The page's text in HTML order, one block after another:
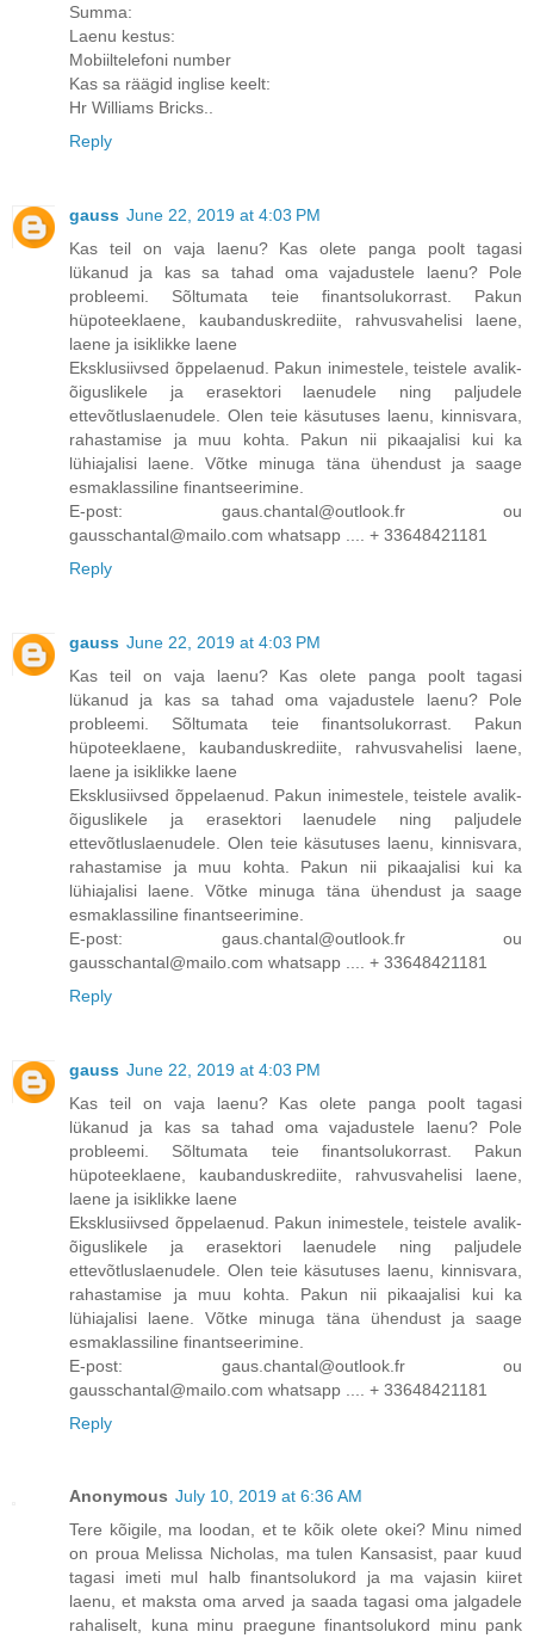
Summa:
Laenu kestus:
Mobiiltelefoni number
Kas sa räägid inglise keelt:
Hr Williams Bricks..
Reply
gauss June 22, 2019 at 4:03 PM
Kas teil on vaja laenu? Kas olete panga poolt tagasi
lükanud ja kas sa tahad oma vajadustele laenu? Pole
probleemi. Sõltumata teie finantsolukorrast. Pakun
hüpoteeklaene, kaubanduskrediite, rahvusvahelisi laene,
laene ja isiklikke laene
Eksklusiivsed õppelaenud. Pakun inimestele, teistele avalik-
õiguslikele ja erasektori laenudele ning paljudele
ettevõtluslaenudele. Olen teie käsutuses laenu, kinnisvara,
rahastamise ja muu kohta. Pakun nii pikaajalisi kui ka
lühiajalisi laene. Võtke minuga täna ühendust ja saage
esmaklassiline finantseerimine.
E-post: gaus.chantal@outlook.fr ou
gausschantal@mailo.com whatsapp .... + 33648421181
Reply
gauss June 22, 2019 at 4:03 PM
Kas teil on vaja laenu? Kas olete panga poolt tagasi
lükanud ja kas sa tahad oma vajadustele laenu? Pole
probleemi. Sõltumata teie finantsolukorrast. Pakun
hüpoteeklaene, kaubanduskrediite, rahvusvahelisi laene,
laene ja isiklikke laene
Eksklusiivsed õppelaenud. Pakun inimestele, teistele avalik-
õiguslikele ja erasektori laenudele ning paljudele
ettevõtluslaenudele. Olen teie käsutuses laenu, kinnisvara,
rahastamise ja muu kohta. Pakun nii pikaajalisi kui ka
lühiajalisi laene. Võtke minuga täna ühendust ja saage
esmaklassiline finantseerimine.
E-post: gaus.chantal@outlook.fr ou
gausschantal@mailo.com whatsapp .... + 33648421181
Reply
gauss June 22, 2019 at 4:03 PM
Kas teil on vaja laenu? Kas olete panga poolt tagasi
lükanud ja kas sa tahad oma vajadustele laenu? Pole
probleemi. Sõltumata teie finantsolukorrast. Pakun
hüpoteeklaene, kaubanduskrediite, rahvusvahelisi laene,
laene ja isiklikke laene
Eksklusiivsed õppelaenud. Pakun inimestele, teistele avalik-
õiguslikele ja erasektori laenudele ning paljudele
ettevõtluslaenudele. Olen teie käsutuses laenu, kinnisvara,
rahastamise ja muu kohta. Pakun nii pikaajalisi kui ka
lühiajalisi laene. Võtke minuga täna ühendust ja saage
esmaklassiline finantseerimine.
E-post: gaus.chantal@outlook.fr ou
gausschantal@mailo.com whatsapp .... + 33648421181
Reply
Anonymous July 10, 2019 at 6:36 AM
Tere kõigile, ma loodan, et te kõik olete okei? Minu nimed
on proua Melissa Nicholas, ma tulen Kansasist, paar kuud
tagasi imeti mul halb finantsolukord ja ma vajasin kiiret
laenu, et maksta oma arved ja saada tagasi oma jalgadele
rahaliselt, kuna minu praegune finantsolukord minu pank